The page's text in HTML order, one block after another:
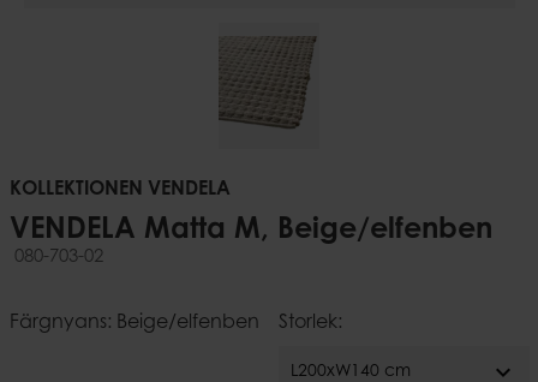
KOLLEKTIONEN VENDELA
VENDELA Matta M, Beige/elfenben
080-703-02
Färgnyans: Beige/elfenben Storlek:
L200xW140 cm expand_more